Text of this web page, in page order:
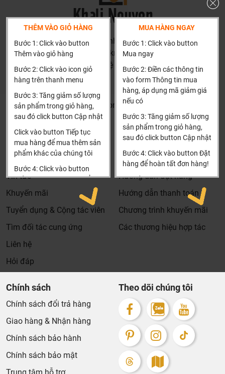
rửa mỗi khi dùng xong bồn
8 lý do nên chọn mua chậu rửa bát Lizens đến từ Hàn
Quốc.
THÊM VÀO GIỎ HÀNG
Bước 1: Click vào button
Thêm vào giỏ hàng
Bước 2: Click vào icon giỏ
hàng trên thanh menu
Bước 3: Tăng giảm số lượng
sản phẩm trong giỏ hàng,
sau đó click button Cập nhật
Click vào button Tiếp tục
mua hàng để mua thêm sản
phẩm khác của chúng tôi
Bước 4: Click vào button
Tiến hành thanh toán để
thanh toán đơn hàng của
Xin cảm ơn khách hàng!!!
MUA HÀNG NGAY
Bước 1: Click vào button
Mua ngay
Bước 2: Điền các thông tin
vào form Thông tin mua
hàng, áp dụng mã giảm giá
nếu có
Bước 3: Tăng giảm số lượng
sản phẩm trong giỏ hàng,
sau đó click button Cập nhật
Bước 4: Click vào button Đặt
hàng để hoàn tất đơn hàng!
Xin cảm ơn khách hàng!!!
HN: số 160 đường Văn Minh, Di Trạch, Hoài Đức, Hà Nội
(Cách đại học công nghiệp 1 km)
HCM và các tỉnh khác: Liên hệ hotline để được hướng dẫn
đặt hàng
Khalinguyen.vn@gmail.com
0904501766
Thông tin
Tìm đại lý & Hợp tác
Tin tức
Khuyến mãi
Tuyển dụng & Cộng tác viên
Tìm đối tác cung ứng
Liên hệ
Hỏi đáp
Thông tin thêm
Hướng dẫn mua hàng
Hướng dẫn đặt hàng
Hướng dẫn thanh toán
Chương trình khuyến mãi
Các thương hiệu hợp tác
Chính sách
Chính sách đổi trả hàng
Giao hàng & Nhận hàng
Chính sách bảo hành
Chính sách bảo mật
Theo dõi chúng tôi